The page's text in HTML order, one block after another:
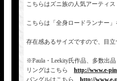
こちらはズニ族の人気アーティ
こちらは「全身ロードランナー
存在感あるサイズですので、目
※Paula・Leekity氏作品、多数出
リングはこちら http://www.e-
バングルはこちら http://www.e-